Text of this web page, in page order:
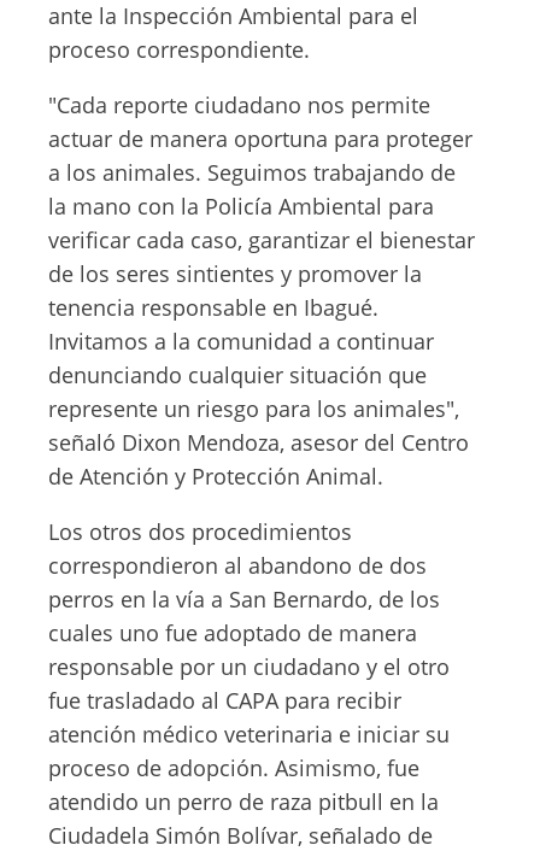
ante la Inspección Ambiental para el
proceso correspondiente.
"Cada reporte ciudadano nos permite
actuar de manera oportuna para proteger
a los animales. Seguimos trabajando de
la mano con la Policía Ambiental para
verificar cada caso, garantizar el bienestar
de los seres sintientes y promover la
tenencia responsable en Ibagué.
Invitamos a la comunidad a continuar
denunciando cualquier situación que
represente un riesgo para los animales",
señaló Dixon Mendoza, asesor del Centro
de Atención y Protección Animal.
Los otros dos procedimientos
correspondieron al abandono de dos
perros en la vía a San Bernardo, de los
cuales uno fue adoptado de manera
responsable por un ciudadano y el otro
fue trasladado al CAPA para recibir
atención médico veterinaria e iniciar su
proceso de adopción. Asimismo, fue
atendido un perro de raza pitbull en la
Ciudadela Simón Bolívar, señalado de